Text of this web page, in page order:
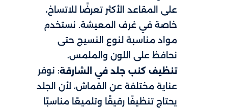
على المقاعد الأكثر تعرضًا للاتساخ،
خاصة في غرف المعيشة. نستخدم
مواد مناسبة لنوع النسيج حتى
نحافظ على اللون والملمس.
تنظيف كنب جلد في الشارقة: نوفر
عناية مختلفة عن القماش، لأن الجلد
يحتاج تنظيفًا رقيقًا وتلميعًا مناسبًا